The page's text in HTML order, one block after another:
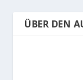
ÜBER DEN